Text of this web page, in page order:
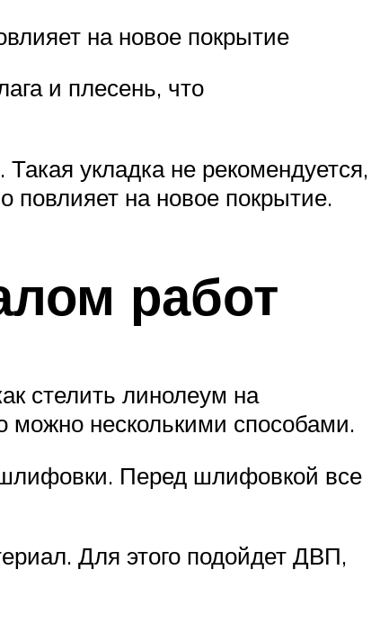
на новое покрытие
и плесень, что
укладка не рекомендуется,
повлияет на новое покрытие.
работ
стелить линолеум на
можно несколькими способами.
Перед шлифовкой все
Для этого подойдет ДВП,